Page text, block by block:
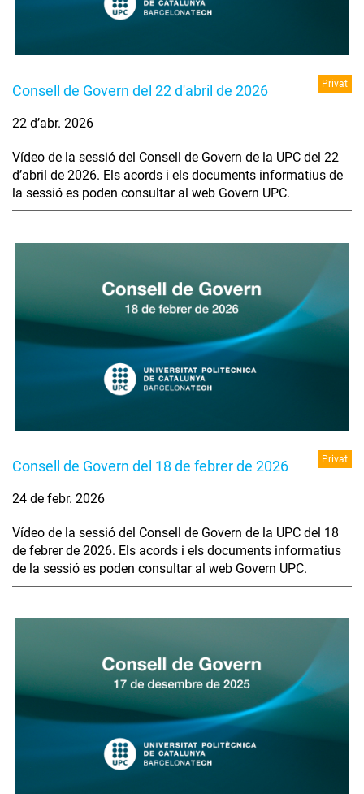
Consell de Govern del 22 d'abril de 2026 Privat
22 d’abr. 2026
Vídeo de la sessió del Consell de Govern de la UPC del 22
d’abril de 2026. Els acords i els documents informatius de
la sessió es poden consultar al web Govern UPC.
Consell de Govern del 18 de febrer de 2026 Privat
24 de febr. 2026
Vídeo de la sessió del Consell de Govern de la UPC del 18
de febrer de 2026. Els acords i els documents informatius
de la sessió es poden consultar al web Govern UPC.